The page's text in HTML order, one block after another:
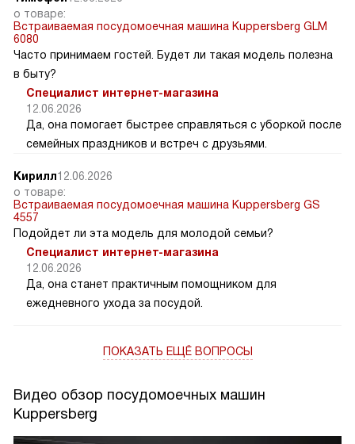
о товаре:
Встраиваемая посудомоечная машина Kuppersberg GLM
6080
Часто принимаем гостей. Будет ли такая модель полезна
в быту?
Специалист интернет-магазина
12.06.2026
Да, она помогает быстрее справляться с уборкой после
семейных праздников и встреч с друзьями.
Кирилл12.06.2026
о товаре:
Встраиваемая посудомоечная машина Kuppersberg GS
4557
Подойдет ли эта модель для молодой семьи?
Специалист интернет-магазина
12.06.2026
Да, она станет практичным помощником для
ежедневного ухода за посудой.
ПОКАЗАТЬ ЕЩЁ ВОПРОСЫ
Видео обзор посудомоечных машин
Kuppersberg